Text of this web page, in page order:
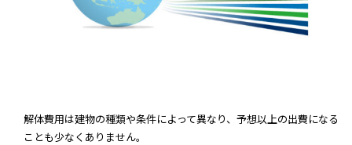
解体費用は建物の種類や条件によって異なり、予想以上の出費になる
ことも少なくありません。